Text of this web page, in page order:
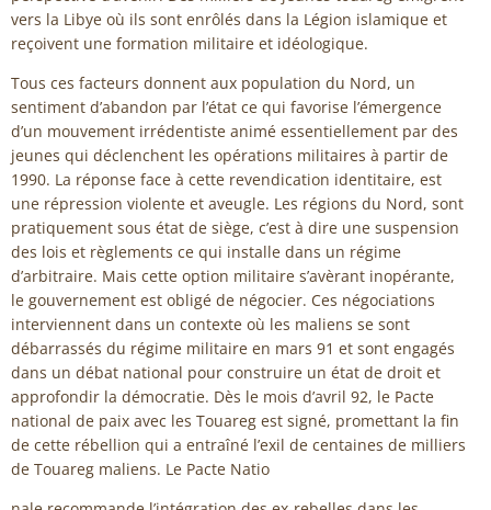
vers la Libye où ils sont enrôlés dans la Légion islamique et
reçoivent une formation militaire et idéologique.
Tous ces facteurs donnent aux population du Nord, un
sentiment d’abandon par l’état ce qui favorise l’émergence
d’un mouvement irrédentiste animé essentiellement par des
jeunes qui déclenchent les opérations militaires à partir de
1990. La réponse face à cette revendication identitaire, est
une répression violente et aveugle. Les régions du Nord, sont
pratiquement sous état de siège, c’est à dire une suspension
des lois et règlements ce qui installe dans un régime
d’arbitraire. Mais cette option militaire s’avèrant inopérante,
le gouvernement est obligé de négocier. Ces négociations
interviennent dans un contexte où les maliens se sont
débarrassés du régime militaire en mars 91 et sont engagés
dans un débat national pour construire un état de droit et
approfondir la démocratie. Dès le mois d’avril 92, le Pacte
national de paix avec les Touareg est signé, promettant la fin
de cette rébellion qui a entraîné l’exil de centaines de milliers
de Touareg maliens. Le Pacte Natio